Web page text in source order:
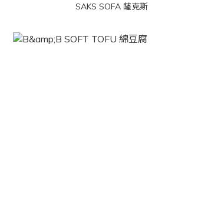
SAKS SOFA 薩克斯